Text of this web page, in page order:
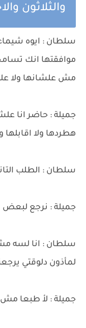
والثلاثون
سلطان : ايوه
موافقتها انك
مش علشانها ولا
جميلة : حاضر انا
هطردها ولا
سلطان : الطلب
جميلة : نرجع لبعض
سلطان : انا لسه
لمأذون دلوقتي
جميلة : لأ طبعا